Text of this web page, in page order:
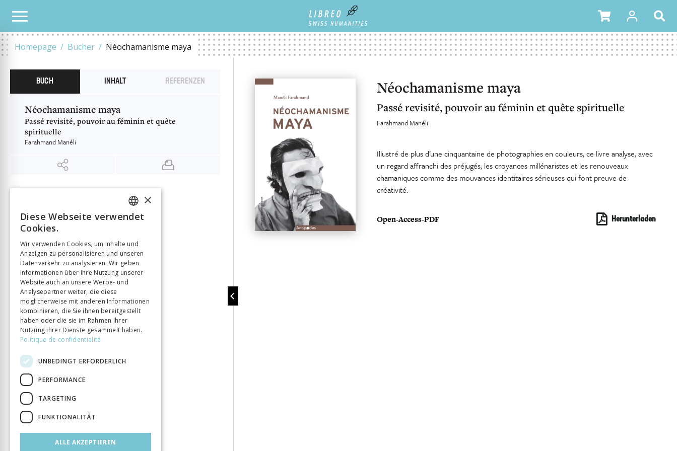
Homepage Bücher Néochamanisme maya
UNSER KATALOG
Néochamanisme maya
Passé revisité, pouvoir au féminin et quête spirituelle
Farahmand Manéli
Illustré de plus d’une cinquantaine de photographies en couleurs, ce livre analyse, avec
un regard affranchi des préjugés, les croyances millénaristes et les renouveaux
chamaniques comme des mouvances identitaires sérieuses qui font preuve de
créativité.
Open-Access-PDF Herunterladen
BUCH INHALT REFERENZEN
Néochamanisme maya
Passé revisité, pouvoir au féminin et quête
spirituelle
Farahmand Manéli
Farahmand Manéli
Verlag
Antipodes
ISBN
Sprache
Français
Seitenzahl
399
Erscheinungsjahr
22 März 2022
Art des Buches
Monographie
DOI
10.33056/ANTIPODES.11889
FRENCH
ITALIAN
×
Diese Webseite verwendet
Cookies.
Wir verwenden Cookies, um Inhalte und
Anzeigen zu personalisieren und unseren
Datenverkehr zu analysieren. Wir geben
Informationen über Ihre Nutzung unserer
Website auch an unsere Werbe- und
Analysepartner weiter, die diese
möglicherweise mit anderen Informationen
kombinieren, die Sie ihnen bereitgestellt
haben oder die sie im Rahmen Ihrer
Nutzung ihrer Dienste gesammelt haben.
Politique de confidentialité
UNBEDINGT ERFORDERLICH
PERFORMANCE
TARGETING
FUNKTIONALITÄT
ALLE AKZEPTIEREN